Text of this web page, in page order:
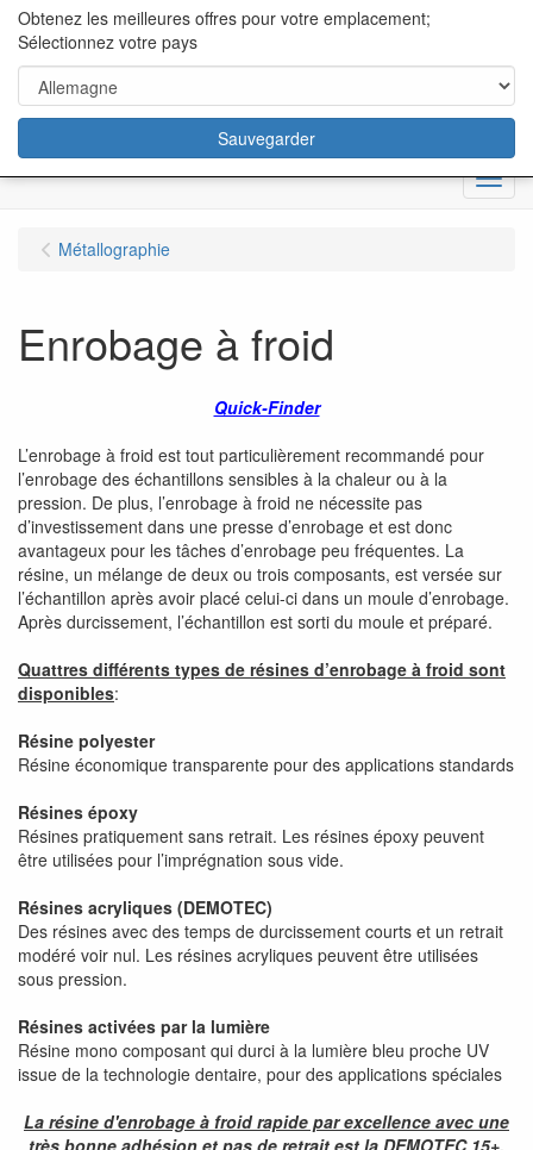
content="18/11/2025″/>
Menu
Métallographie
Enrobage à froid
Quick-Finder
L’enrobage à froid est tout particulièrement recommandé pour
l’enrobage des échantillons sensibles à la chaleur ou à la
pression. De plus, l’enrobage à froid ne nécessite pas
d’investissement dans une presse d’enrobage et est donc
avantageux pour les tâches d’enrobage peu fréquentes. La
résine, un mélange de deux ou trois composants, est versée sur
l’échantillon après avoir placé celui-ci dans un moule d’enrobage.
Après durcissement, l’échantillon est sorti du moule et préparé.
Quattres différents types de résines d’enrobage à froid sont
disponibles:
Résine polyester
Résine économique transparente pour des applications standards
Résines époxy
Résines pratiquement sans retrait. Les résines époxy peuvent
être utilisées pour l’imprégnation sous vide.
Résines acryliques (DEMOTEC)
Des résines avec des temps de durcissement courts et un retrait
modéré voir nul. Les résines acryliques peuvent être utilisées
sous pression.
Résines activées par la lumière
Résine mono composant qui durci à la lumière bleu proche UV
issue de la technologie dentaire, pour des applications spéciales
La résine d'enrobage à froid rapide par excellence avec une
très bonne adhésion et pas de retrait est la DEMOTEC 15+,
Obtenez les meilleures offres pour votre emplacement;
Sélectionnez votre pays
Sauvegarder